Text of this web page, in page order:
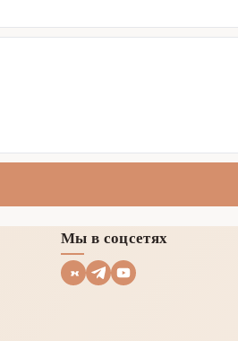
Мы в соцсетях